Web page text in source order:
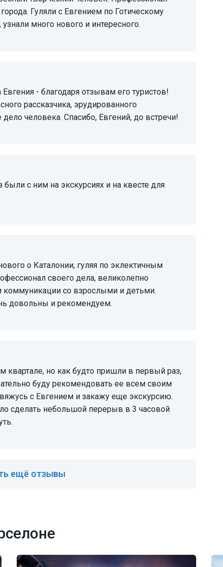
Гуляли с Евгением по Готическому
много нового и интересного.
рассказчика, эрудированного
человека. Спасибо, Евгений, до встречи!
своего дела, великолепно
коммуникации со взрослыми и детьми.
довольны и рекомендуем.
буду рекомендовать ее всем своим
с Евгением и закажу еще экскурсию.
сделать небольшой перерыв в 3 часовой
ещё отзывы